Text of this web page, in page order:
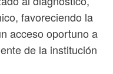
favoreciendo la
acceso oportuno a
de la institución